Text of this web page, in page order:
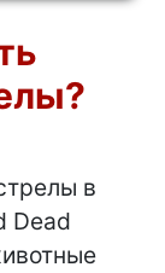
в
Dead